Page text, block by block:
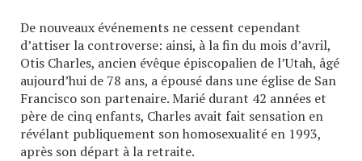
De nouveaux événements ne cessent cependant
d’attiser la controverse: ainsi, à la fin du mois d’avril,
Otis Charles, ancien évêque épiscopalien de l’Utah, âgé
aujourd’hui de 78 ans, a épousé dans une église de San
Francisco son partenaire. Marié durant 42 années et
père de cinq enfants, Charles avait fait sensation en
révélant publiquement son homosexualité en 1993,
après son départ à la retraite.